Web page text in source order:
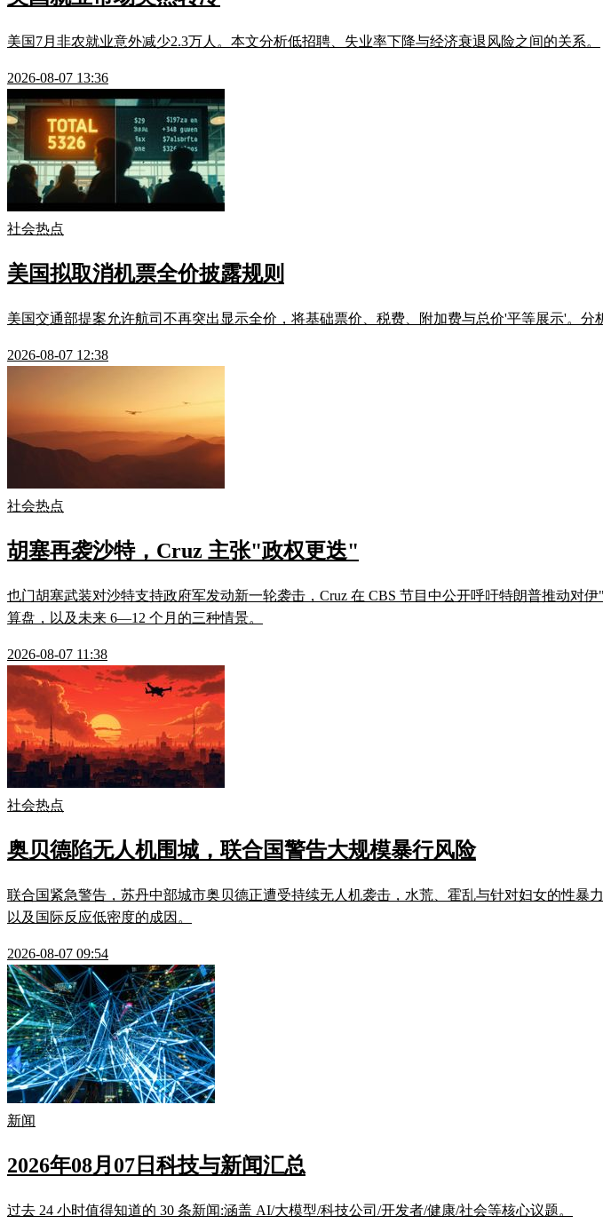
美国7月非农就业意外减少2.3万人。本文分析低招聘、失业率下降与经济衰退风险之间的关系。
2026-08-07 13:36
社会热点
美国拟取消机票全价披露规则
美国交通部提案允许航司不再突出显示全价，将基础票价、税费、附加费与总价'平等展示'。分
2026-08-07 12:38
社会热点
胡塞再袭沙特，Cruz 主张"政权更迭"
也门胡塞武装对沙特支持政府军发动新一轮袭击，Cruz 在 CBS 节目中公开呼吁特朗普推动
算盘，以及未来 6—12 个月的三种情景。
2026-08-07 11:38
社会热点
奥贝德陷无人机围城，联合国警告大规模暴行风险
联合国紧急警告，苏丹中部城市奥贝德正遭受持续无人机袭击，水荒、霍乱与针对妇女的性
以及国际反应低密度的成因。
2026-08-07 09:54
新闻
2026年08月07日科技与新闻汇总
过去 24 小时值得知道的 30 条新闻:涵盖 AI/大模型/科技公司/开发者/健康/社会等核心议题。